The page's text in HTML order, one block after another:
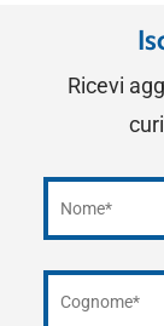
Ricevi